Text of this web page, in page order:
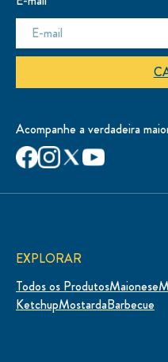
Acompanhe a verdadeira
EXPLORAR
Todos os ProdutosMaionese
KetchupMostardaBarbecue